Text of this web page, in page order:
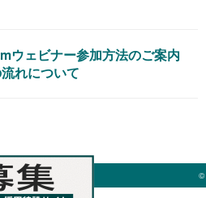
ウェビナー参加方法のご案内
れについて
©